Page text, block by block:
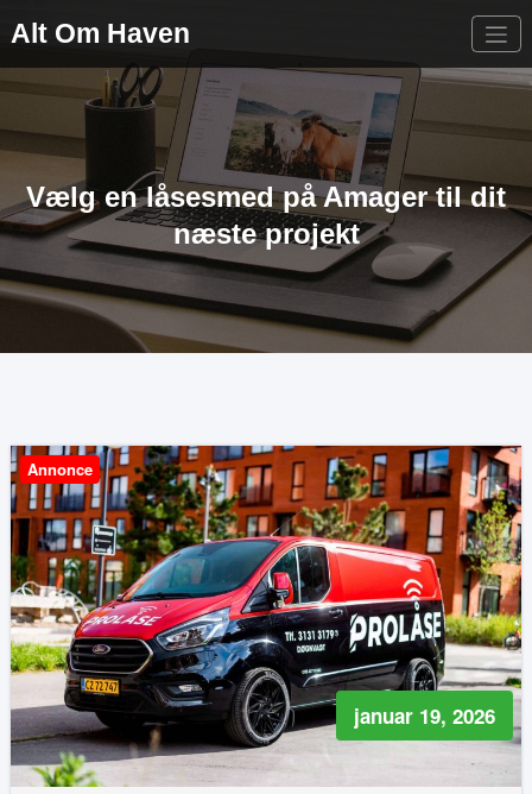
Alt Om Haven
Vælg en låsesmed på Amager til dit
næste projekt
Annonce
januar 19, 2026